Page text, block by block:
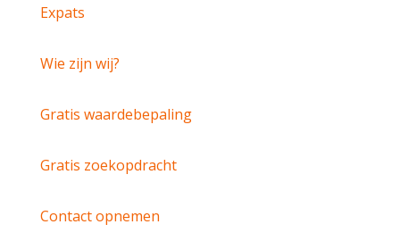
Expats
Wie zijn wij?
Gratis waardebepaling
Gratis zoekopdracht
Contact opnemen